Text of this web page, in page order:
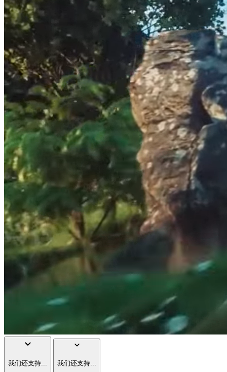
keyboard_arrow_down
我们还支持...
keyboard_arrow_down
我们还支持...